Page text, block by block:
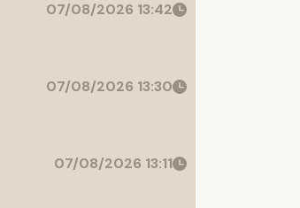
07/08/2026 13:42
07/08/2026 13:30
07/08/2026 13:11